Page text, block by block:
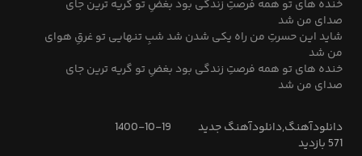
خنده های تو همه فرصتِ زندگی بود بغضِ تو گریه ترین جای
صدای من شد
شاید این حسرتِ من راه یکی شدن شد شبِ تنهایی تو غرقِ هوای
من شد
خنده های تو همه فرصتِ زندگی بود بغضِ تو گریه ترین جای
صدای من شد
دانلودآهنگ,دانلودآهنگ جدید
1400-10-19
571 بازدید